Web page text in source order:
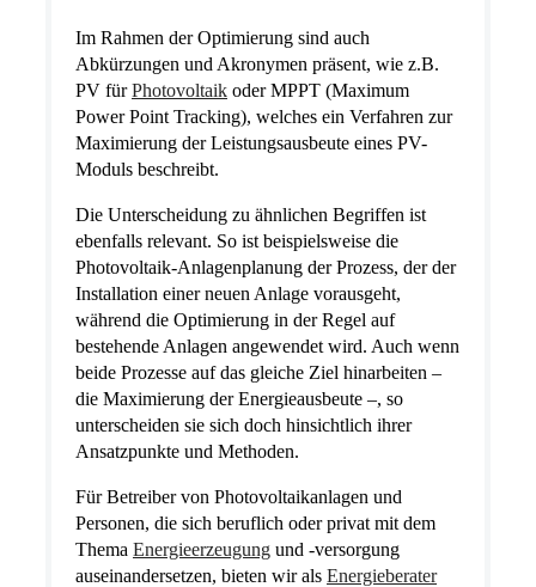
Im Rahmen der Optimierung sind auch
Abkürzungen und Akronymen präsent, wie z.B.
PV fürPhotovoltaik oder MPPT (Maximum
Power Point Tracking), welches ein Verfahren zur
Maximierung der Leistungsausbeute eines PV-
Moduls beschreibt.
Die Unterscheidung zu ähnlichen Begriffen ist
ebenfalls relevant. So ist beispielsweise die
Photovoltaik-Anlagenplanung der Prozess, der der
Installation einer neuen Anlage vorausgeht,
während die Optimierung in der Regel auf
bestehende Anlagen angewendet wird. Auch wenn
beide Prozesse auf das gleiche Ziel hinarbeiten –
die Maximierung der Energieausbeute –, so
unterscheiden sie sich doch hinsichtlich ihrer
Ansatzpunkte und Methoden.
Für Betreiber von Photovoltaikanlagen und
Personen, die sich beruflich oder privat mit dem
Thema Energieerzeugung und -versorgung
auseinandersetzen, bieten wir als Energieberater